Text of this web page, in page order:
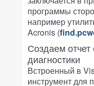
программы
например
Acronis (
Создаем отчет
диагностики
Встроенный в
инструмент для